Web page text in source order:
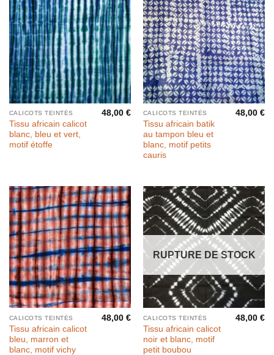
CALICOTS TEINTÉS
Tissu africain calicot
blanc, bleu et vert,
motif étoffe
48,00€ CALICOTS TEINTÉS
Tissu africain batik
au tampon bleu et
blanc, motif petits
cauris
48,00€
CALICOTS TEINTÉS
Tissu africain calicot
bleu, marron et
blanc, motif vichy
48,00€
RUPTURE DE STOCK
CALICOTS TEINTÉS
Tissu africain calicot
noir et blanc, motif
petit boubou
48,00€